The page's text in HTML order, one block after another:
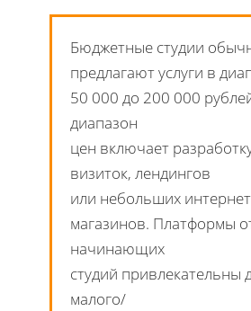
Бюджетные студии
предлагают услуги в
50 000 до 200 000
диапазон
цен включает
визиток, лендингов
или небольших
магазинов. Платформы
начинающих
студий привлекательны
малого/